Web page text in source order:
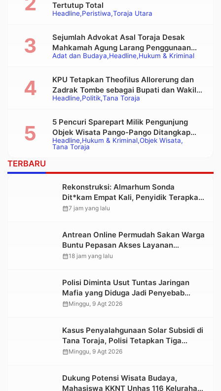
Headline Peristiwa Toraja Utara
Tertutup Total
Adat dan Budaya Headline Hukum & Kriminal
Sejumlah Advokat Asal Toraja Desak
Mahkamah Agung Larang Penggunaan
Alat Berat pada Eksekusi Rumah Adat
Headline Politik Tana Toraja
KPU Tetapkan Theofilus Allorerung dan
Zadrak Tombe sebagai Bupati dan Wakil
Bupati Tana Toraja Terpilih
Headline Hukum & Kriminal Objek Wisata
Tana Toraja
5 Pencuri Sparepart Milik Pengunjung
Objek Wisata Pango-Pango Ditangkap
Polisi
TERBARU
Rekonstruksi: Almarhum Sonda
Dit*kam Empat Kali, Penyidik Terapkan
Pasal Pembunuhan Berencana
calendar_month7 jam yang lalu
Antrean Online Permudah Sakan Warga
Buntu Pepasan Akses Layanan
Kesehatan Tanpa Hambatan
calendar_month18 jam yang lalu
Polisi Diminta Usut Tuntas Jaringan
Mafia yang Diduga Jadi Penyebab
Kelangkaan BBM di Toraja
calendar_monthMinggu, 9 Agt 2026
Kasus Penyalahgunaan Solar Subsidi di
Tana Toraja, Polisi Tetapkan Tiga
Tersangka Baru
calendar_monthMinggu, 9 Agt 2026
Dukung Potensi Wisata Budaya,
Mahasiswa KKNT Unhas 116 Kelurahan